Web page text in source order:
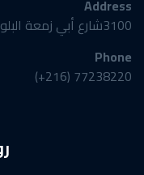
Address
3100شارع أبي زمعة البلوي - القيروان الشمالية - القيروان
Phone
77238220 (216+)